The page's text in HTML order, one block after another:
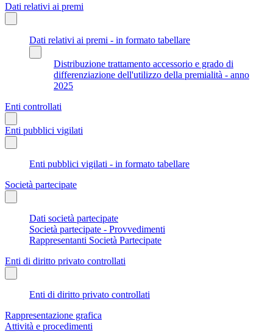
Dati relativi ai premi
Dati relativi ai premi - in formato tabellare
Distribuzione trattamento accessorio e grado di
differenziazione dell'utilizzo della premialità - anno
2025
Enti controllati
Enti pubblici vigilati
Enti pubblici vigilati - in formato tabellare
Società partecipate
Dati società partecipate
Società partecipate - Provvedimenti
Rappresentanti Società Partecipate
Enti di diritto privato controllati
Enti di diritto privato controllati
Rappresentazione grafica
Attività e procedimenti